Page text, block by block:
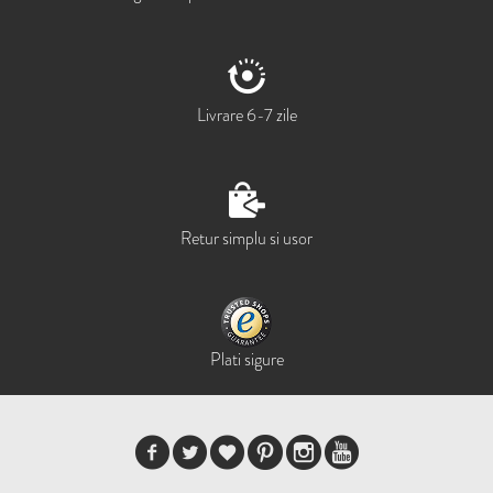
Livrare 6-7 zile
Retur simplu si usor
Plati sigure